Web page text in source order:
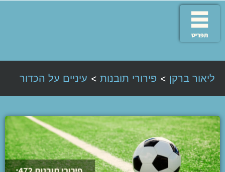
ליאור ברקן > פירורי תובנות > עיניים על הכדור